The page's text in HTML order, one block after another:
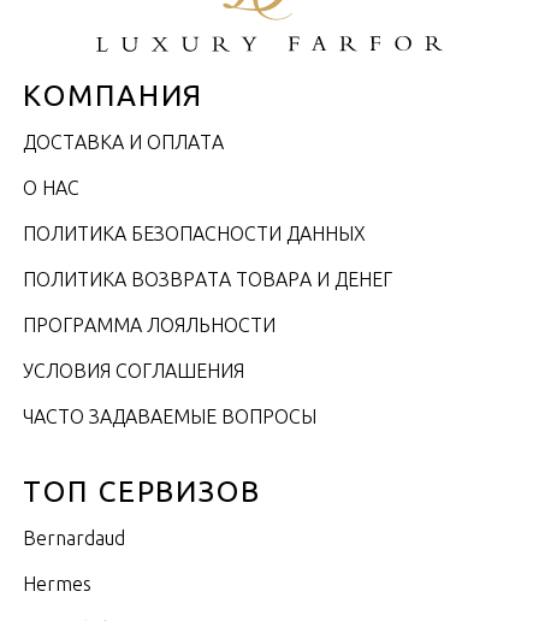
КОМПАНИЯ
ДОСТАВКА И ОПЛАТА
О НАС
ПОЛИТИКА БЕЗОПАСНОСТИ ДАННЫХ
ПОЛИТИКА ВОЗВРАТА ТОВАРА И ДЕНЕГ
ПРОГРАММА ЛОЯЛЬНОСТИ
УСЛОВИЯ СОГЛАШЕНИЯ
ЧАСТО ЗАДАВАЕМЫЕ ВОПРОСЫ
ТОП СЕРВИЗОВ
Bernardaud
Hermes